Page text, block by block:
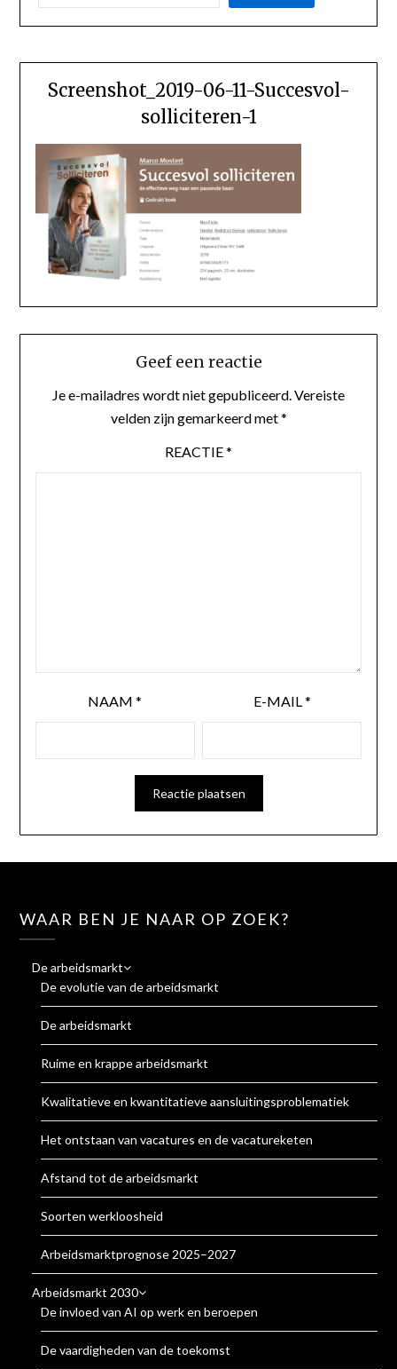
Screenshot_2019-06-11-Succesvol-
solliciteren-1
Geef een reactie
Je e-mailadres wordt niet gepubliceerd. Vereiste
velden zijn gemarkeerd met*
REACTIE*
NAAM* E-MAIL *
WAAR BEN JE NAAR OP ZOEK?
De arbeidsmarkt
De evolutie van de arbeidsmarkt
De arbeidsmarkt
Ruime en krappe arbeidsmarkt
Kwalitatieve en kwantitatieve aansluitingsproblematiek
Het ontstaan van vacatures en de vacatureketen
Afstand tot de arbeidsmarkt
Soorten werkloosheid
Arbeidsmarktprognose 2025–2027
Arbeidsmarkt 2030
De invloed van AI op werk en beroepen
De vaardigheden van de toekomst